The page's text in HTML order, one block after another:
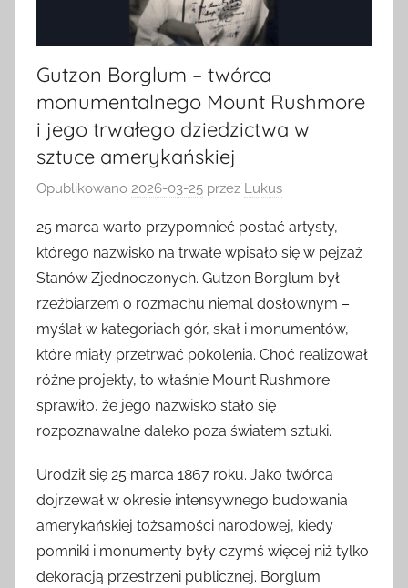
Gutzon Borglum – twórca
monumentalnego Mount Rushmore
i jego trwałego dziedzictwa w
sztuce amerykańskiej
Opublikowano 2026-03-25 przez Lukus
25 marca warto przypomnieć postać artysty,
którego nazwisko na trwałe wpisało się w pejzaż
Stanów Zjednoczonych. Gutzon Borglum był
rzeźbiarzem o rozmachu niemal dosłownym –
myślał w kategoriach gór, skał i monumentów,
które miały przetrwać pokolenia. Choć realizował
różne projekty, to właśnie Mount Rushmore
sprawiło, że jego nazwisko stało się
rozpoznawalne daleko poza światem sztuki.
Urodził się 25 marca 1867 roku. Jako twórca
dojrzewał w okresie intensywnego budowania
amerykańskiej tożsamości narodowej, kiedy
pomniki i monumenty były czymś więcej niż tylko
dekoracją przestrzeni publicznej. Borglum